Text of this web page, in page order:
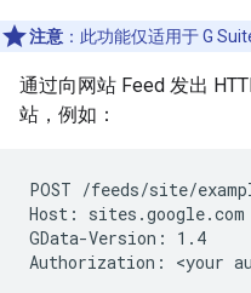
注意 ：此功能仅适用于 G
通过向网站 Feed 发出
站，例如：
POST /feeds/site/
Host: sites.google.com
GData-Version: 1.4
Authorization: <your